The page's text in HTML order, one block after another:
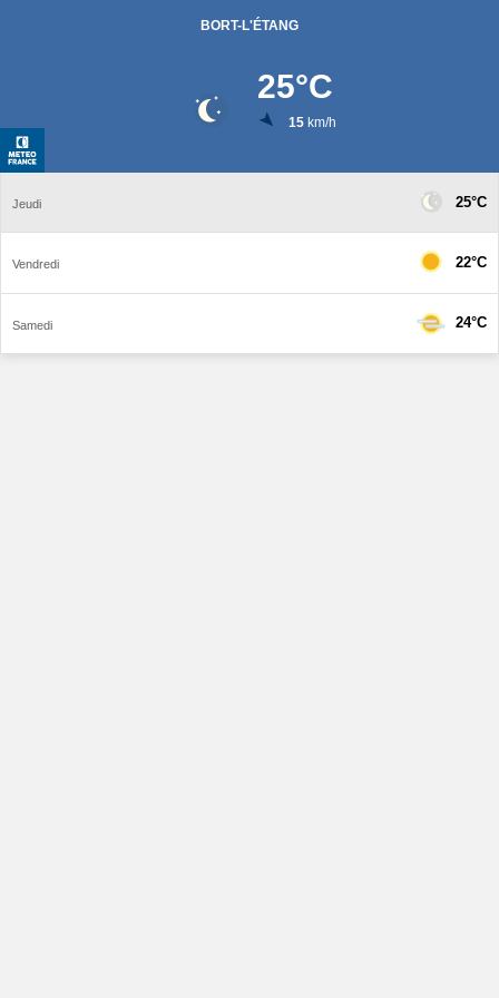
BORT-L'ÉTANG
25°C
15km/h
Jeudi 25°C
Vendredi 22°C
Samedi 24°C